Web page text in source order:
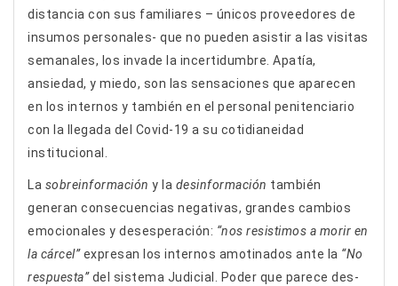
distancia con sus familiares – únicos proveedores de
insumos personales- que no pueden asistir a las visitas
semanales, los invade la incertidumbre. Apatía,
ansiedad, y miedo, son las sensaciones que aparecen
en los internos y también en el personal penitenciario
con la llegada del Covid-19 a su cotidianeidad
institucional.
La sobreinformación y la desinformación también
generan consecuencias negativas, grandes cambios
emocionales y desesperación: “nos resistimos a morir en
la cárcel”expresan los internos amotinados ante la “No
respuesta”del sistema Judicial. Poder que parece des-